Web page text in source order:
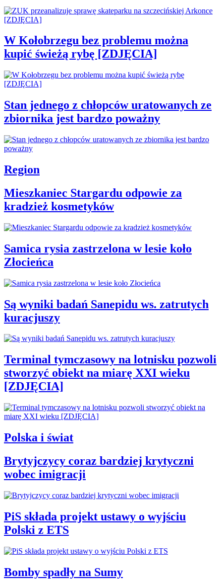
W Kołobrzegu bez problemu można
kupić świeżą rybę [ZDJĘCIA]
Stan jednego z chłopców uratowanych ze
zbiornika jest bardzo poważny
Region
Mieszkaniec Stargardu odpowie za
kradzież kosmetyków
Samica rysia zastrzelona w lesie koło
Złocieńca
Są wyniki badań Sanepidu ws. zatrutych
kuracjuszy
Terminal tymczasowy na lotnisku pozwoli
stworzyć obiekt na miarę XXI wieku
[ZDJĘCIA]
Polska i świat
Brytyjczycy coraz bardziej krytyczni
wobec imigracji
PiS składa projekt ustawy o wyjściu
Polski z ETS
Bomby spadły na Sumy